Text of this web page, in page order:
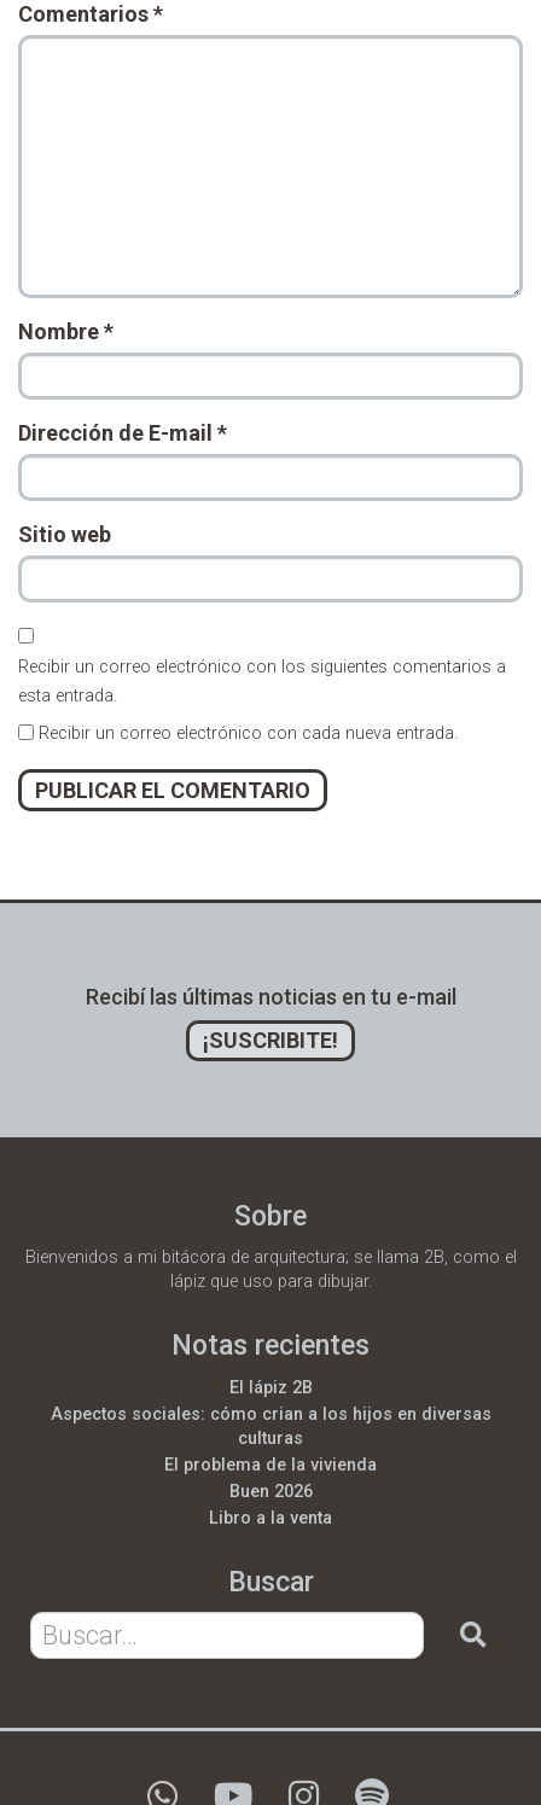
Comentarios*
Nombre*
Dirección de E-mail *
Sitio web
Recibir un correo electrónico con los siguientes comentarios a
esta entrada.
Recibir un correo electrónico con cada nueva entrada.
Recibí las últimas noticias en tu e-mail
¡SUSCRIBITE!
Sobre
Bienvenidos a mi bitácora de arquitectura; se llama 2B, como el
lápiz que uso para dibujar.
Notas recientes
El lápiz 2B
Aspectos sociales: cómo crian a los hijos en diversas
culturas
El problema de la vivienda
Buen 2026
Libro a la venta
Buscar